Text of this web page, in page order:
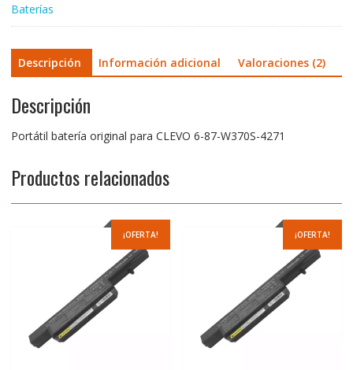
Baterías
Descripción Información adicional Valoraciones (2)
Descripción
Portátil batería original para CLEVO 6-87-W370S-4271
Productos relacionados
¡OFERTA! ¡OFERTA!